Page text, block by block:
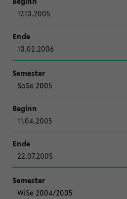
17.10.2005
10.02.2006
SoSe 2005
11.04.2005
22.07.2005
WiSe 2004/2005